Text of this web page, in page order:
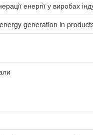
енергії у виробах
generation in